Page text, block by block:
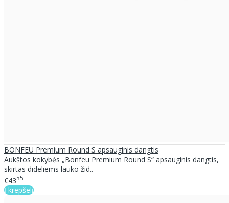
BONFEU Premium Round S apsauginis dangtis
Aukštos kokybės „Bonfeu Premium Round S“ apsauginis dangtis,
skirtas dideliems lauko žid..
€4355
Į krepšelį